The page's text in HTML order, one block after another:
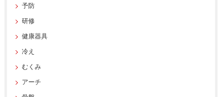
予防
研修
健康器具
冷え
むくみ
アーチ